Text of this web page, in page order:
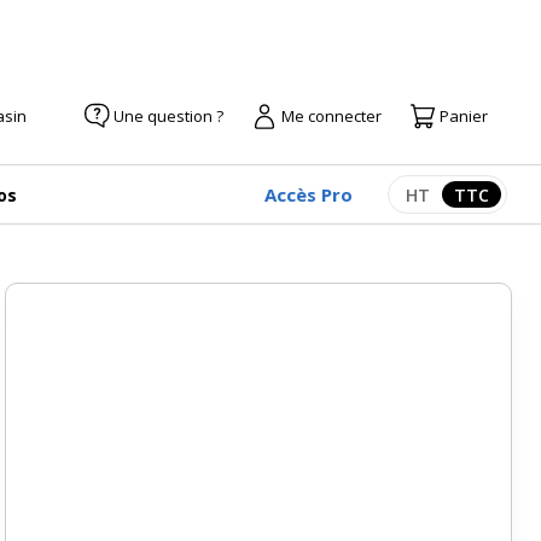
Une question ? Me connecter Panier
Accès Pro Afficher les
HT TTC